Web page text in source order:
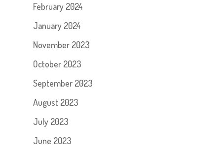
February 2024
January 2024
November 2023
October 2023
September 2023
August 2023
July 2023
June 2023